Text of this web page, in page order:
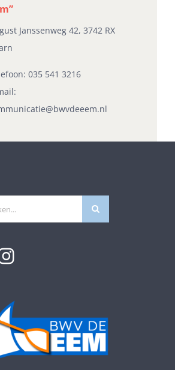
Janssenweg 42, 3742 RX
035 541 3216